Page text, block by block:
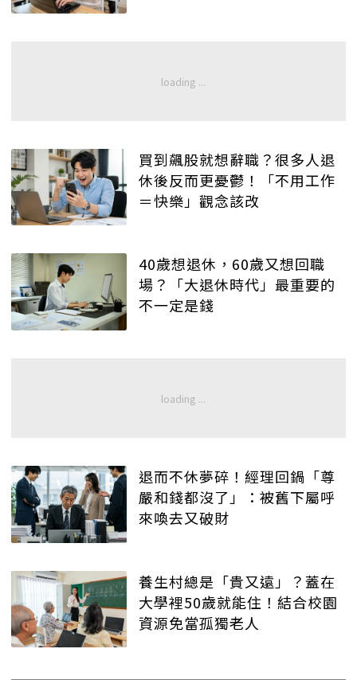
買到飆股就想辭職？很多人退
休後反而更憂鬱！「不用工作
＝快樂」觀念該改
40歲想退休，60歲又想回職
場？「大退休時代」最重要的
不一定是錢
退而不休夢碎！經理回鍋「尊
嚴和錢都沒了」：被舊下屬呼
來喚去又破財
養生村總是「貴又遠」？蓋在
大學裡50歲就能住！結合校園
資源免當孤獨老人